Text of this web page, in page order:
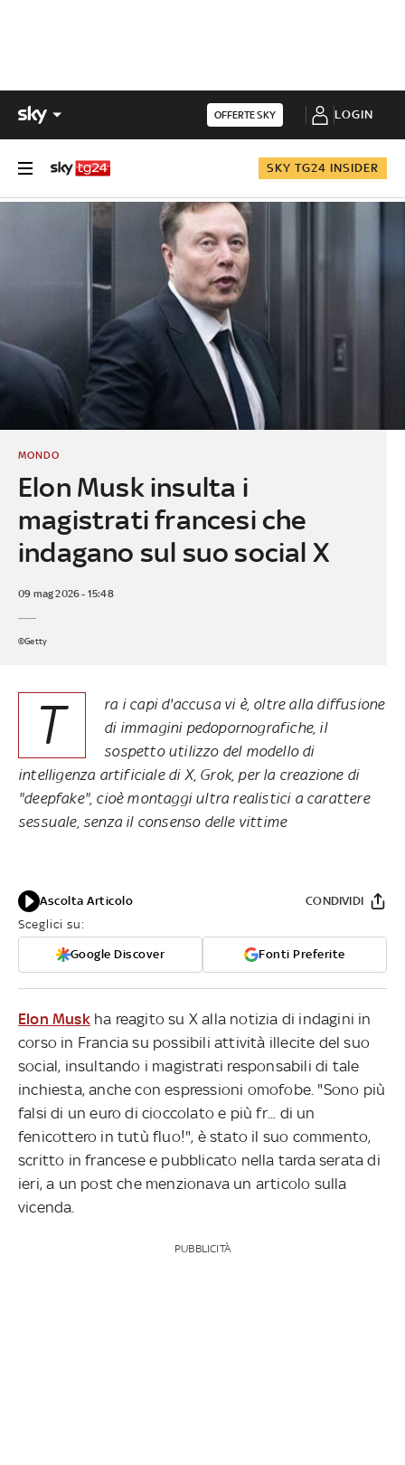
OFFERTE SKY LOGIN
SKY TG24 INSIDER
Elon Musk insulta i
magistrati francesi che
indagano sul suo social X
MONDO
09 mag 2026 - 15:48
©Getty
T
ra i capi d'accusa vi è, oltre alla diffusione
di immagini pedopornografiche, il
sospetto utilizzo del modello di
intelligenza artificiale di X, Grok, per la creazione di
"deepfake", cioè montaggi ultra realistici a carattere
sessuale, senza il consenso delle vittime
Ascolta Articolo
Sceglici su:
Google Discover Fonti Preferite
CONDIVIDI
Elon Muskha reagito su X alla notizia di indagini in
corso in Francia su possibili attività illecite del suo
social, insultando i magistrati responsabili di tale
inchiesta, anche con espressioni omofobe. "Sono più
falsi di un euro di cioccolato e più fr... di un
fenicottero in tutù fluo!", è stato il suo commento,
scritto in francese e pubblicato nella tarda serata di
ieri, a un post che menzionava un articolo sulla
vicenda.
PUBBLICITÀ